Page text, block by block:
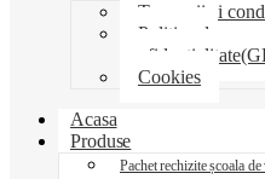
Termenii si
Politica de
Cookies
Acasa
Produse
Pachet rechizite școala de